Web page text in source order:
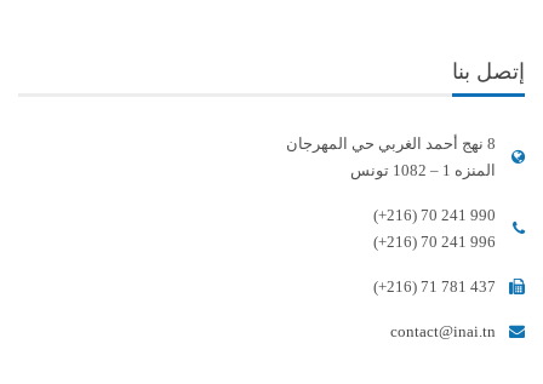
إتصل بنا
8 نهج أحمد الغربي حي المهرجان
المنزه 1 – 1082 تونس
(+216) 70 241 990
(+216) 70 241 996
(+216) 71 781 437
contact@inai.tn